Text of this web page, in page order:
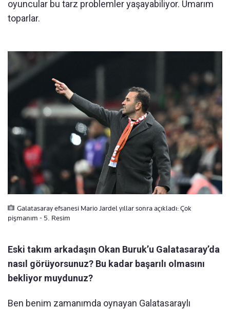
oyuncular bu tarz problemler yaşayabiliyor. Umarım
toparlar.
Galatasaray efsanesi Mario Jardel yıllar sonra açıkladı: Çok
pişmanım - 5. Resim
Eski takım arkadaşın Okan Buruk’u Galatasaray’da
nasıl görüyorsunuz? Bu kadar başarılı olmasını
bekliyor muydunuz?
Ben benim zamanımda oynayan Galatasaraylı